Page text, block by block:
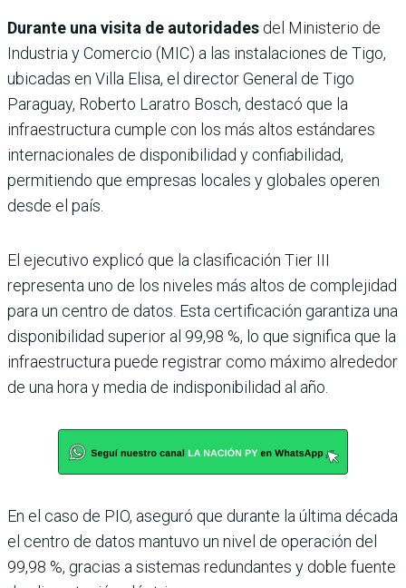
Durante una visita de autoridades del Ministerio de
Industria y Comercio (MIC) a las instalaciones de Tigo,
ubicadas en Villa Elisa, el director General de Tigo
Paraguay, Roberto Laratro Bosch, destacó que la
infraestructura cumple con los más altos estándares
internacionales de disponibilidad y confiabilidad,
permitiendo que empresas locales y globales operen
desde el país.
El ejecutivo explicó que la clasificación Tier III
representa uno de los niveles más altos de complejidad
para un centro de datos. Esta certificación garantiza una
disponibilidad superior al 99,98 %, lo que significa que la
infraestructura puede registrar como máximo alrededor
de una hora y media de indisponibilidad al año.
En el caso de PIO, aseguró que durante la última década
el centro de datos mantuvo un nivel de operación del
99,98 %, gracias a sistemas redundantes y doble fuente